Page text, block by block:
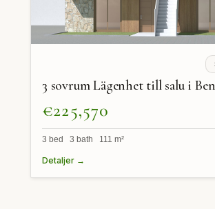
3 sovrum Lägenhet till salu i
€225,570
3 bed 3 bath 111 m²
Detaljer →